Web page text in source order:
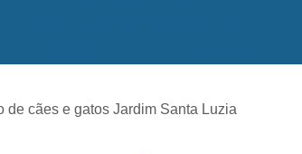
Clínica Veterinária Mais Próxima
de cães e gatos Jardim Santa Luzia